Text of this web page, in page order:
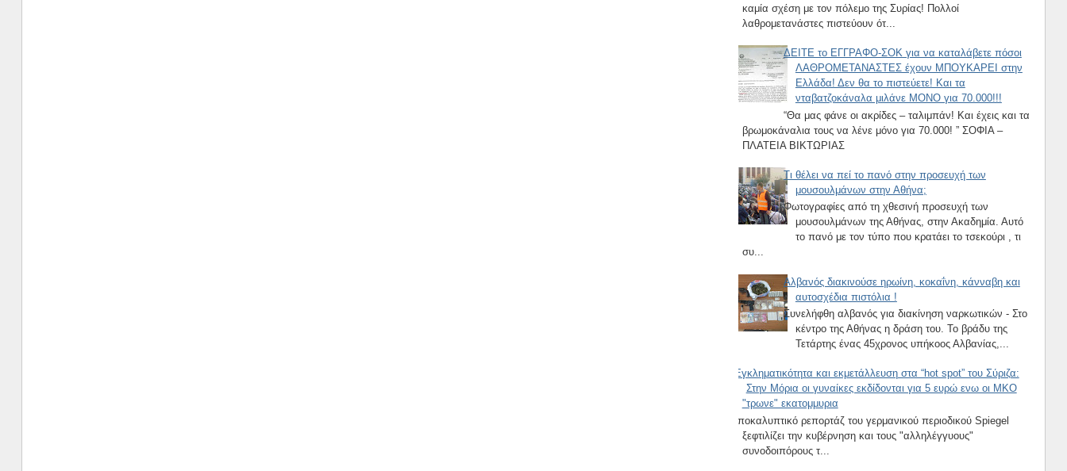
καμία σχέση με τον πόλεμο της Συρίας! Πολλοί
λαθρομετανάστες πιστεύουν ότ...
ΔΕΙΤΕ το ΕΓΓΡΑΦΟ-ΣΟΚ για να καταλάβετε πόσοι
ΛΑΘΡΟΜΕΤΑΝΑΣΤΕΣ έχουν ΜΠΟΥΚΑΡΕΙ στην
Ελλάδα! Δεν θα το πιστεύετε! Και τα
νταβατζοκάναλα μιλάνε ΜΟΝΟ για 70.000!!!
“Θα μας φάνε οι ακρίδες – ταλιμπάν! Και έχεις και τα
βρωμοκάναλια τους να λένε μόνο για 70.000! ” ΣΟΦΙΑ –
ΠΛΑΤΕΙΑ ΒΙΚΤΩΡΙΑΣ
Τι θέλει να πεί το πανό στην προσευχή των
μουσουλμάνων στην Αθήνα;
Φωτογραφίες από τη χθεσινή προσευχή των
μουσουλμάνων της Αθήνας, στην Ακαδημία. Αυτό
το πανό με τον τύπο που κρατάει το τσεκούρι , τι
συ...
Αλβανός διακινούσε ηρωίνη, κοκαΐνη, κάνναβη και
αυτοσχέδια πιστόλια !
Συνελήφθη αλβανός για διακίνηση ναρκωτικών - Στο
κέντρο της Αθήνας η δράση του. Το βράδυ της
Τετάρτης ένας 45χρονος υπήκοος Αλβανίας,...
Εγκληματικότητα και εκμετάλλευση στα “hot spot” του Σύριζα:
Στην Μόρια οι γυναίκες εκδίδονται για 5 ευρώ ενω οι ΜΚΟ
"τρωνε" εκατομμυρια
Αποκαλυπτικό ρεπορτάζ του γερμανικού περιοδικού Spiegel
ξεφτιλίζει την κυβέρνηση και τους "αλληλέγγυους"
συνοδοιπόρους τ...